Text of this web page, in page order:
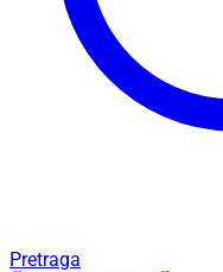
Pretraga